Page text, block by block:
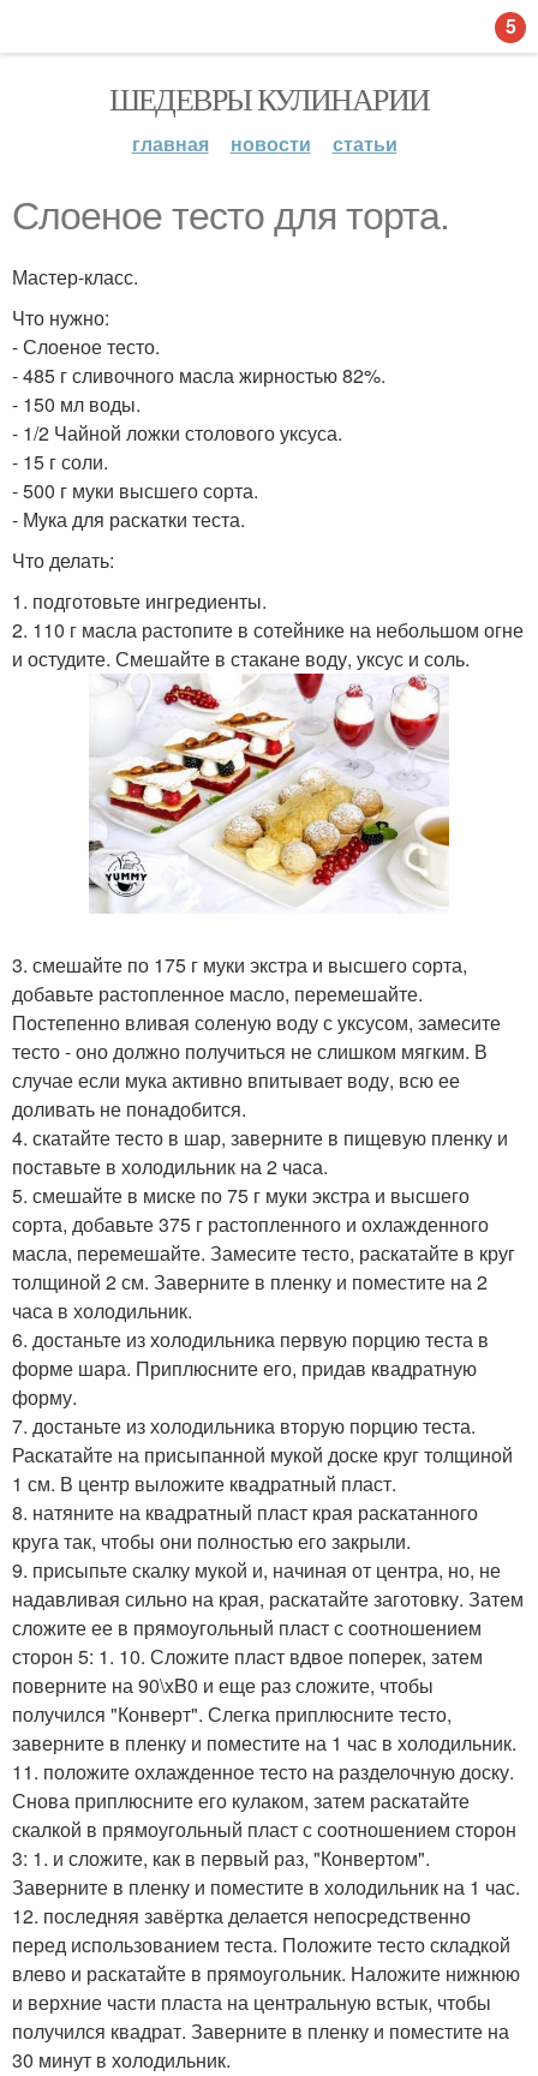
ШЕДЕВРЫ КУЛИНАРИИ
главная новости статьи
Слоеное тесто для торта.
Мастер-класс.
Что нужно:
- Слоеное тесто.
- 485 г сливочного масла жирностью 82%.
- 150 мл воды.
- 1/2 Чайной ложки столового уксуса.
- 15 г соли.
- 500 г муки высшего сорта.
- Мука для раскатки теста.
Что делать:
1. подготовьте ингредиенты.
2. 110 г масла растопите в сотейнике на небольшом огне
и остудите. Смешайте в стакане воду, уксус и соль.
3. смешайте по 175 г муки экстра и высшего сорта,
добавьте растопленное масло, перемешайте.
Постепенно вливая соленую воду с уксусом, замесите
тесто - оно должно получиться не слишком мягким. В
случае если мука активно впитывает воду, всю ее
доливать не понадобится.
4. скатайте тесто в шар, заверните в пищевую пленку и
поставьте в холодильник на 2 часа.
5. смешайте в миске по 75 г муки экстра и высшего
сорта, добавьте 375 г растопленного и охлажденного
масла, перемешайте. Замесите тесто, раскатайте в круг
толщиной 2 см. Заверните в пленку и поместите на 2
часа в холодильник.
6. достаньте из холодильника первую порцию теста в
форме шара. Приплюсните его, придав квадратную
форму.
7. достаньте из холодильника вторую порцию теста.
Раскатайте на присыпанной мукой доске круг толщиной
1 см. В центр выложите квадратный пласт.
8. натяните на квадратный пласт края раскатанного
круга так, чтобы они полностью его закрыли.
9. присыпьте скалку мукой и, начиная от центра, но, не
надавливая сильно на края, раскатайте заготовку. Затем
сложите ее в прямоугольный пласт с соотношением
сторон 5: 1. 10. Сложите пласт вдвое поперек, затем
поверните на 90\xB0 и еще раз сложите, чтобы
получился "Конверт". Слегка приплюсните тесто,
заверните в пленку и поместите на 1 час в холодильник.
11. положите охлажденное тесто на разделочную доску.
Снова приплюсните его кулаком, затем раскатайте
скалкой в прямоугольный пласт с соотношением сторон
3: 1. и сложите, как в первый раз, "Конвертом".
Заверните в пленку и поместите в холодильник на 1 час.
12. последняя завёртка делается непосредственно
перед использованием теста. Положите тесто складкой
влево и раскатайте в прямоугольник. Наложите нижнюю
и верхние части пласта на центральную встык, чтобы
получился квадрат. Заверните в пленку и поместите на
30 минут в холодильник.
5